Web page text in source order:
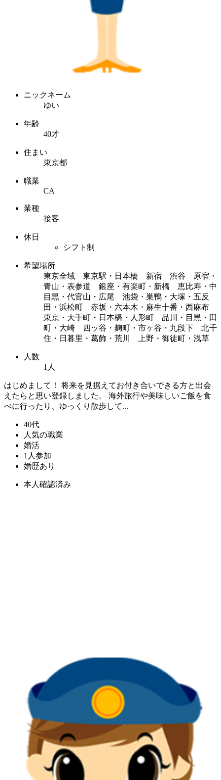
ニックネーム
ゆい
年齢
40才
住まい
東京都
職業
CA
業種
接客
休日
シフト制
希望場所
東京全域 東京駅・日本橋 新宿 渋谷 原宿・
青山・表参道 銀座・有楽町・新橋 恵比寿・中
目黒・代官山・広尾 池袋・巣鴨・大塚・五反
田・浜松町 赤坂・六本木・麻生十番・西麻布
東京・大手町・日本橋・人形町 品川・目黒・田
町・大崎 四ッ谷・麹町・市ヶ谷・九段下 北千
住・日暮里・葛飾・荒川 上野・御徒町・浅草
人数
1人
はじめまして！ 将来を見据えてお付き合いできる方と出会
えたらと思い登録しました。 海外旅行や美味しいご飯を食
べに行ったり、ゆっくり散歩して...
40代
人気の職業
婚活
1人参加
婚歴あり
本人確認済み